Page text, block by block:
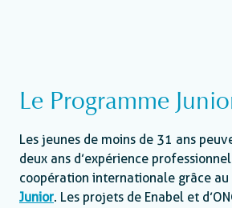
Le Programme
Les jeunes de moins de 31 ans
deux ans d’expérience
coopération internationale grâce au
Junior. Les projets de Enabel et